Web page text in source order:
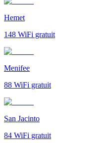
Hemet
148 WiFi gratuit
Menifee
88 WiFi gratuit
San Jacinto
84 WiFi gratuit